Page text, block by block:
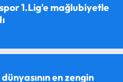
1.Lig'e mağlubiyetle
en zengin